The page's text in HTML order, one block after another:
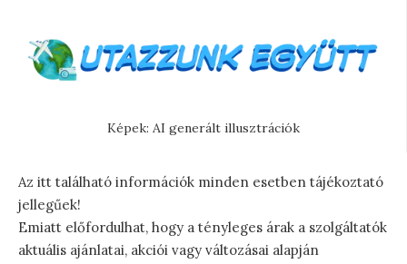
Képek: AI generált illusztrációk
Az itt található információk minden esetben tájékoztató
jellegűek!
Emiatt előfordulhat, hogy a tényleges árak a szolgáltatók
aktuális ajánlatai, akciói vagy változásai alapján